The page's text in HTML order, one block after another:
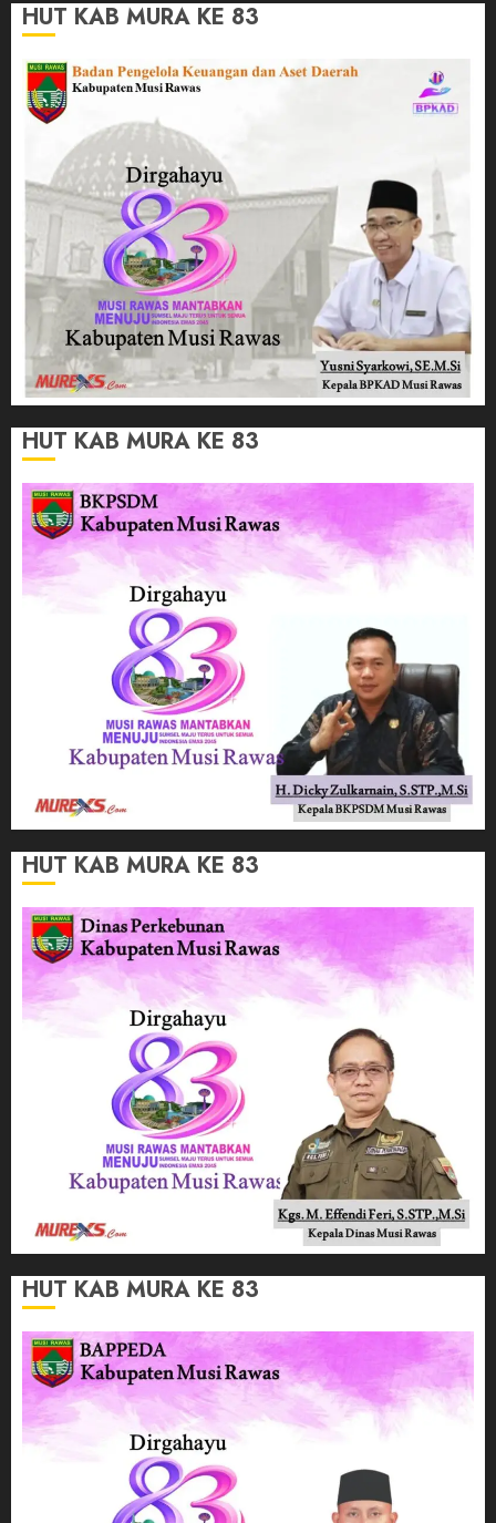
HUT KAB MURA KE 83
HUT KAB MURA KE 83
HUT KAB MURA KE 83
HUT KAB MURA KE 83